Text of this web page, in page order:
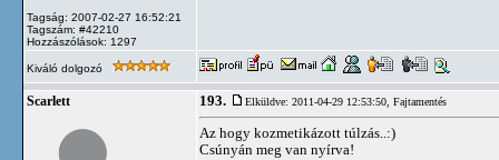
Tagság: 2007-02-27 16:52:21
Tagszám: #42210
Hozzászólások: 1297
Kiváló dolgozó
Scarlett 193. Elküldve: 2011-04-29 12:53:50, Fajtamentés
Az hogy kozmetikázott túlzás..:)
Csúnyán meg van nyírva!